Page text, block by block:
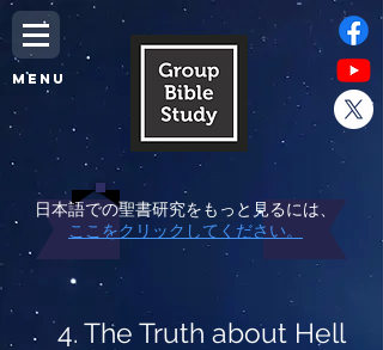
MENU
日本語での聖書研究をもっと見るには、
ここをクリックしてください。
4. The Truth about Hell